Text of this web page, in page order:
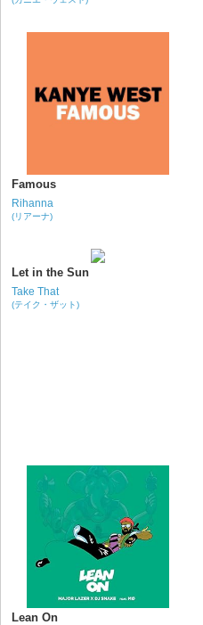
Famous
Rihanna
(リアーナ)
Let in the Sun
Take That
(テイク・ザット)
Lean On